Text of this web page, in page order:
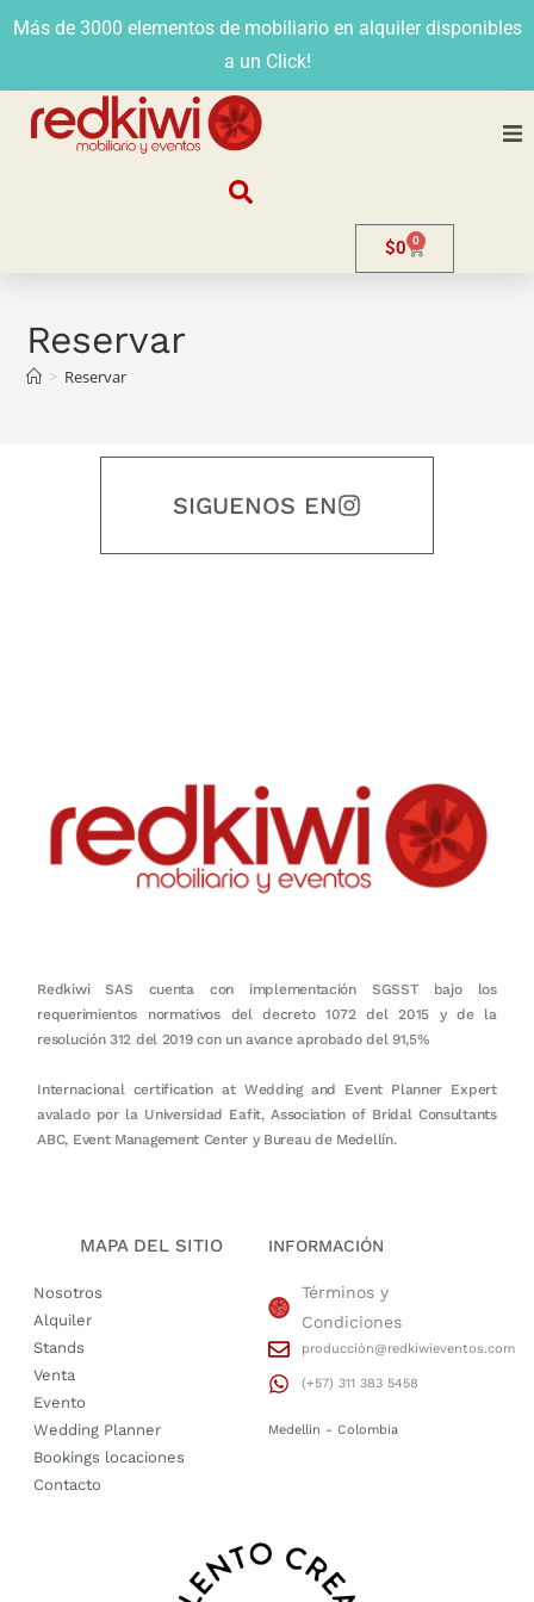
Más de 3000 elementos de mobiliario en alquiler disponibles
a un Click!
Contacto
$0 0
Reservar
> Reservar
SIGUENOS EN
Redkiwi SAS cuenta con implementación SGSST bajo los
requerimientos normativos del decreto 1072 del 2015 y de la
resolución 312 del 2019 con un avance aprobado del 91,5%
Internacional certification at Wedding and Event Planner Expert
avalado por la Universidad Eafit, Association of Bridal Consultants
ABC, Event Management Center y Bureau de Medellín.
MAPA DEL SITIO
Nosotros
Alquiler
Stands
Venta
Evento
Wedding Planner
Bookings locaciones
Contacto
INFORMACIÓN
Términos y
Condiciones
producción@redkiwieventos.com
(+57) 311 383 5458
Medellin - Colombia